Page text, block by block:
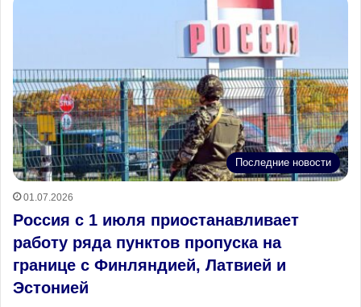
Последние новости
01.07.2026
Россия с 1 июля приостанавливает
работу ряда пунктов пропуска на
границе с Финляндией, Латвией и
Эстонией